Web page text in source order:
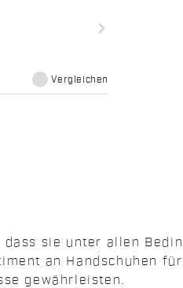
navigate_next
Vergleichen
sie unter allen
an Handschuhen
gewährleisten.